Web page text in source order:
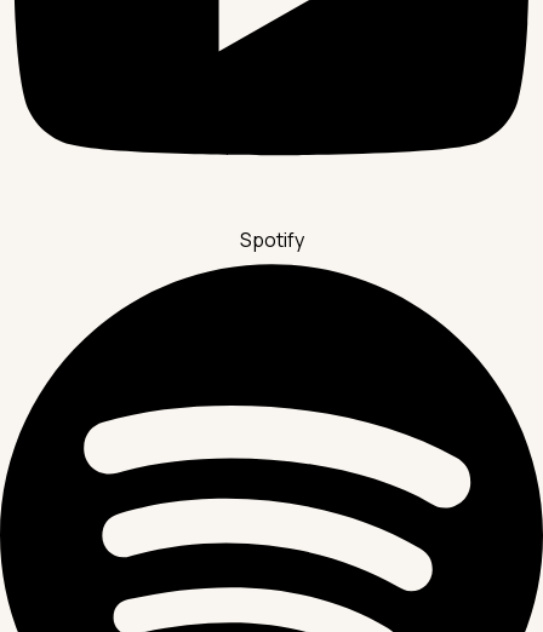
Spotify